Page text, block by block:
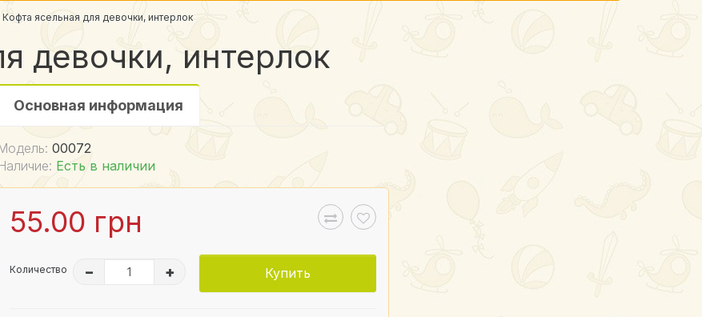
Кофта ясельная для девочки, интерлок
девочки, интерлок
Основная информация
00072
Есть в наличии
55.00 грн
Количество – + Купить